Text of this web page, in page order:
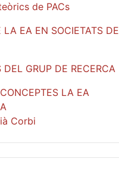
de PACs
LA EA EN SOCIETATS DE
DEL GRUP DE RECERCA
LA EA
Corbi